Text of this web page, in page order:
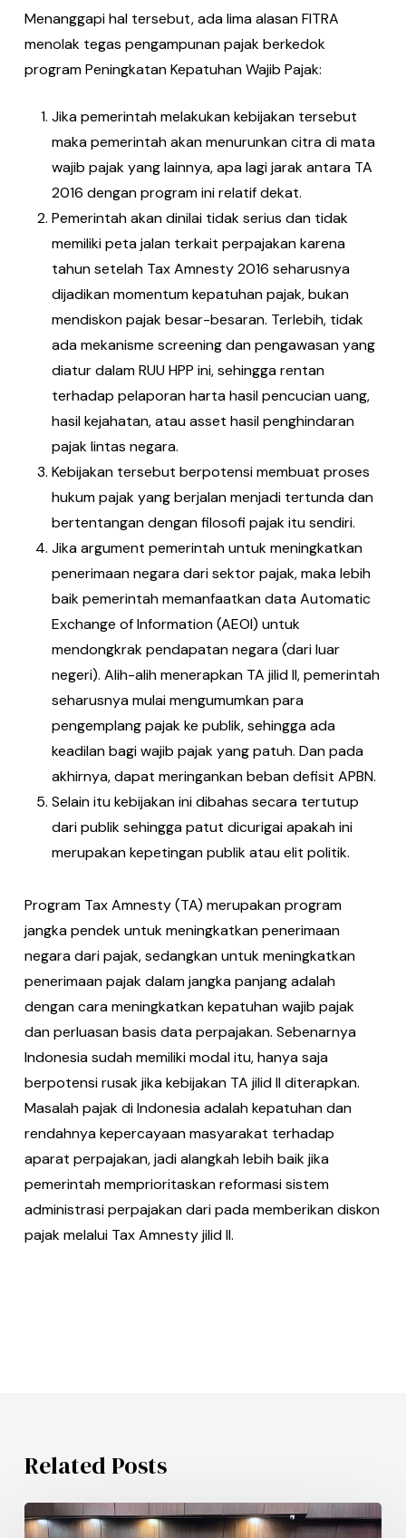
Menanggapi hal tersebut, ada lima alasan FITRA
menolak tegas pengampunan pajak berkedok
program Peningkatan Kepatuhan Wajib Pajak:
Jika pemerintah melakukan kebijakan tersebut
maka pemerintah akan menurunkan citra di mata
wajib pajak yang lainnya, apa lagi jarak antara TA
2016 dengan program ini relatif dekat.
Pemerintah akan dinilai tidak serius dan tidak
memiliki peta jalan terkait perpajakan karena
tahun setelah Tax Amnesty 2016 seharusnya
dijadikan momentum kepatuhan pajak, bukan
mendiskon pajak besar-besaran. Terlebih, tidak
ada mekanisme screening dan pengawasan yang
diatur dalam RUU HPP ini, sehingga rentan
terhadap pelaporan harta hasil pencucian uang,
hasil kejahatan, atau asset hasil penghindaran
pajak lintas negara.
Kebijakan tersebut berpotensi membuat proses
hukum pajak yang berjalan menjadi tertunda dan
bertentangan dengan filosofi pajak itu sendiri.
Jika argument pemerintah untuk meningkatkan
penerimaan negara dari sektor pajak, maka lebih
baik pemerintah memanfaatkan data Automatic
Exchange of Information (AEOI) untuk
mendongkrak pendapatan negara (dari luar
negeri). Alih-alih menerapkan TA jilid II, pemerintah
seharusnya mulai mengumumkan para
pengemplang pajak ke publik, sehingga ada
keadilan bagi wajib pajak yang patuh. Dan pada
akhirnya, dapat meringankan beban defisit APBN.
Selain itu kebijakan ini dibahas secara tertutup
dari publik sehingga patut dicurigai apakah ini
merupakan kepetingan publik atau elit politik.
Program Tax Amnesty (TA) merupakan program
jangka pendek untuk meningkatkan penerimaan
negara dari pajak, sedangkan untuk meningkatkan
penerimaan pajak dalam jangka panjang adalah
dengan cara meningkatkan kepatuhan wajib pajak
dan perluasan basis data perpajakan. Sebenarnya
Indonesia sudah memiliki modal itu, hanya saja
berpotensi rusak jika kebijakan TA jilid II diterapkan.
Masalah pajak di Indonesia adalah kepatuhan dan
rendahnya kepercayaan masyarakat terhadap
aparat perpajakan, jadi alangkah lebih baik jika
pemerintah memprioritaskan reformasi sistem
administrasi perpajakan dari pada memberikan diskon
pajak melalui Tax Amnesty jilid II.
Related Posts